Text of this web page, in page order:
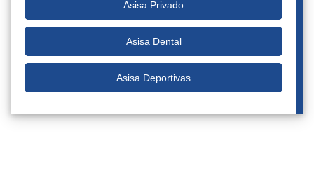
Asisa Privado
Asisa Dental
Asisa Deportivas